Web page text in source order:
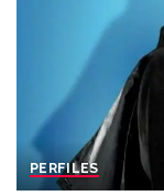
PERFILES